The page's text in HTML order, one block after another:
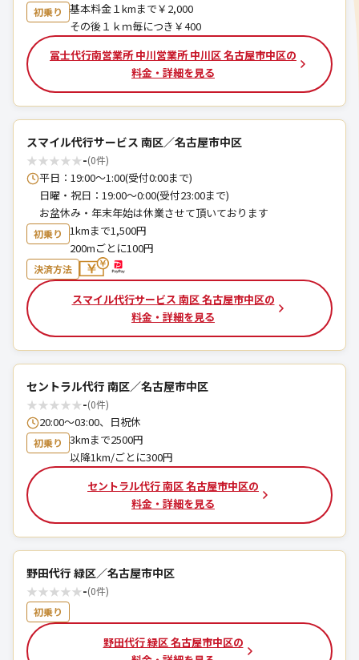
初乗り
基本料金１kmまで￥2,000
その後１ｋｍ毎につき￥400
冨士代行南営業所 中川営業所 中川区 名古屋市中区の
料金・詳細を見る
スマイル代行サービス 南区／名古屋市中区
★★★★★-(0件)
平日：19:00～1:00(受付0:00まで)
日曜・祝日：19:00～0:00(受付23:00まで)
お盆休み・年末年始は休業させて頂いております
初乗り
1kmまで1,500円
200mごとに100円
決済方法
スマイル代行サービス 南区 名古屋市中区の
料金・詳細を見る
セントラル代行 南区／名古屋市中区
★★★★★-(0件)
20:00～03:00、日祝休
初乗り
3kmまで2500円
以降1km/ごとに300円
セントラル代行 南区 名古屋市中区の
料金・詳細を見る
野田代行 緑区／名古屋市中区
★★★★★-(0件)
初乗り
野田代行 緑区 名古屋市中区の